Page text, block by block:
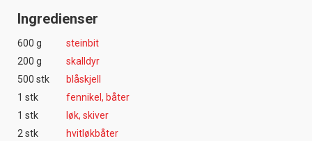
Ingredienser
600 g
steinbit
200 g
skalldyr
500 stk
blåskjell
1 stk
fennikel, båter
1 stk
løk, skiver
2 stk
hvitløkbåter